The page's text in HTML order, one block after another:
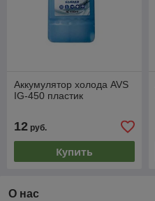
Аккумулятор холода AVS
IG-450 пластик
12 руб.
Купить
О нас